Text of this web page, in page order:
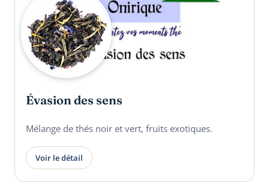
Évasion des sens
Mélange de thés noir et vert, fruits exotiques.
Voir le détail